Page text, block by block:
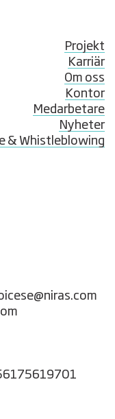
Projekt
Karriär
Om oss
Kontor
Medarbetare
Nyheter
& Whistleblowing